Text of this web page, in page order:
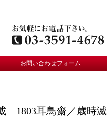
お問い合わせフォーム
1803耳鳥齋／歳時滅